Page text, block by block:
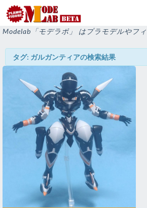
Modelab「モデラボ」 はプラモデルやフ
タグ: ガルガンティアの検索結果